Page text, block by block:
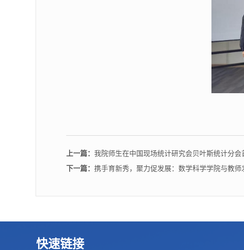
上一篇： 我院师生在中国现场统计研究会贝叶斯统计分
下一篇： 携手育新秀，聚力促发展：数学科学学院与教
快速链接